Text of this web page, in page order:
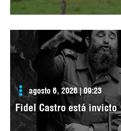
agosto 6, 2026 | 09:23
Fidel Castro está invicto